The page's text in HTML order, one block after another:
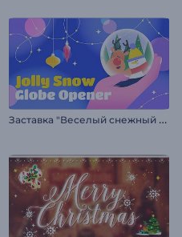
З
аставка "Веселый снежный шар"